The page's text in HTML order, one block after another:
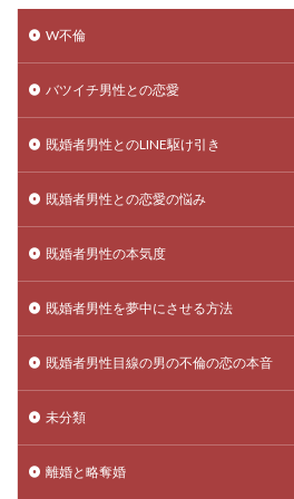
W不倫
バツイチ男性との恋愛
既婚者男性とのLINE駆け引き
既婚者男性との恋愛の悩み
既婚者男性の本気度
既婚者男性を夢中にさせる方法
既婚者男性目線の男の不倫の恋の本音
未分類
離婚と略奪婚